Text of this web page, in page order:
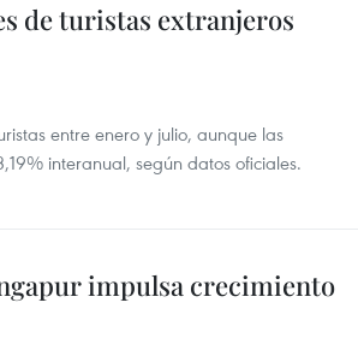
de turistas extranjeros
entre enero y julio, aunque las
interanual, según datos oficiales.
impulsa crecimiento